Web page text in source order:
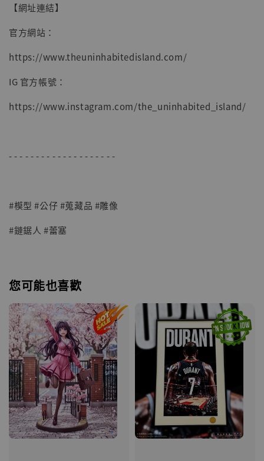
【網址連結】
官方網站：
https://www.theuninhabitedisland.com/
IG 官方帳號：
https://www.instagram.com/the_uninhabited_island/
- - - - - - - - - - - - - - - - - - - -
#模型 #公仔 #蒐藏品 #雕像
#鏈鋸人 #蕾塞
您可能也喜歡